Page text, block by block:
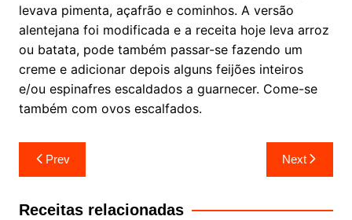
levava pimenta, açafrão e cominhos. A versão
alentejana foi modificada e a receita hoje leva arroz
ou batata, pode também passar-se fazendo um
creme e adicionar depois alguns feijões inteiros
e/ou espinafres escaldados a guarnecer. Come-se
também com ovos escalfados.
Navegação
de
artigos
Prev Next
Receitas relacionadas